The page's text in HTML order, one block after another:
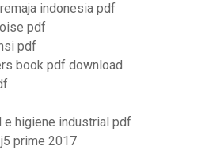
indonesia pdf
pdf
pdf
book pdf download
e higiene industrial pdf
prime 2017